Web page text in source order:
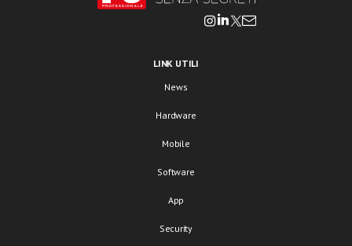
LINK UTILI
News
Hardware
Mobile
Software
App
Security